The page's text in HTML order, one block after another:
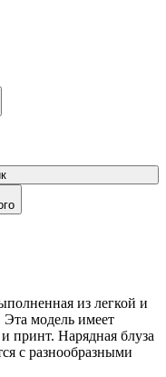
из легкой и
модель имеет
принт. Нарядная блуза
с разнообразными